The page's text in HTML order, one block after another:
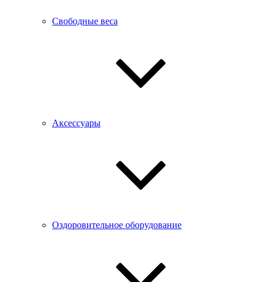
Свободные веса
Аксессуары
Оздоровительное оборудование